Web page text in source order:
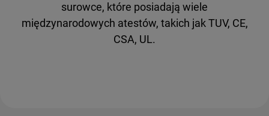
surowce, które posiadają wiele
międzynarodowych atestów, takich jak TUV, CE,
CSA, UL.